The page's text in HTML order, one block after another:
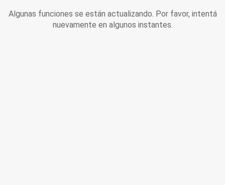
Algunas funciones se están actualizando. Por favor, intentá
nuevamente en algunos instantes.